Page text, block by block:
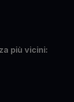
più vicini: